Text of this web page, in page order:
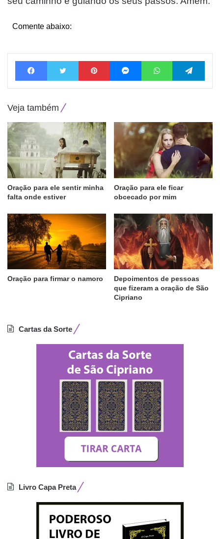
Comente abaixo:
Facebook Twitter Pinterest MessengerWhatsApp
Veja também
Oração para ele sentir minha
falta onde estiver
Oração para ele ficar
obcecado por mim
Oração para firmar o namoro
Depoimentos de pessoas
que fizeram a oração de São
Cipriano
Cartas da Sorte
Livro Capa Preta